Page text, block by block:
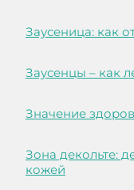
Заусеница: как
Заусенцы – как
Значение
Зона декольте:
кожей